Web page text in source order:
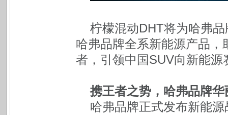
柠檬混动DHT将为哈弗
哈弗品牌全系新能源产品
者，引领中国SUV向新能源
携王者之势，哈弗品牌
哈弗品牌正式发布新能